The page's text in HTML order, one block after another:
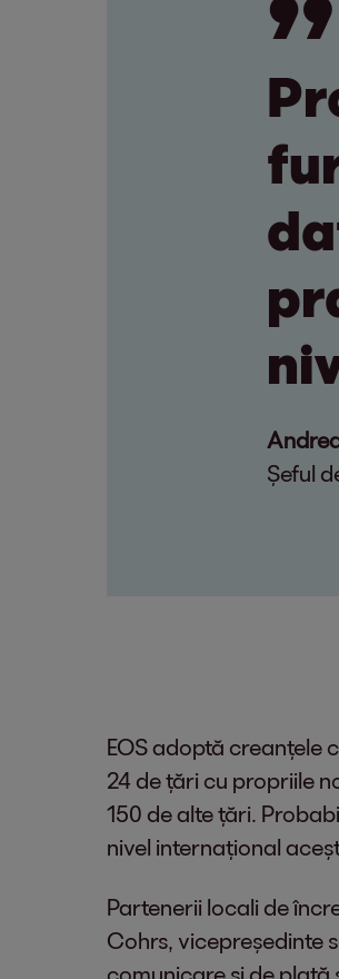
Şeful
EOS adoptă creanțele
24 de țări cu propriile
150 de alte țări.
nivel internațional
Partenerii locali de
Cohrs, vicepreședinte
comunicare și de plată